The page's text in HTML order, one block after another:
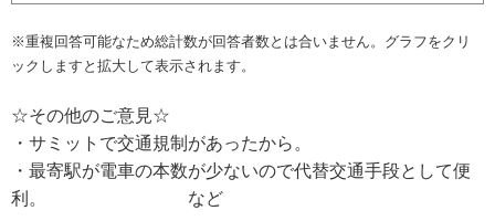
※重複回答可能なため総計数が回答者数とは合いません。グラフをクリ
ックしますと拡大して表示されます。
☆その他のご意見☆
・サミットで交通規制があったから。
・最寄駅が電車の本数が少ないので代替交通手段として便
利。 など